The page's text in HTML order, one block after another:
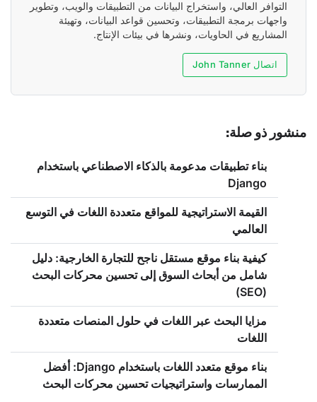
التوافر العالي، واستخراج البيانات من التطبيقات والويب، وتطوير
واجهات برمجة التطبيقات، وتحسين قواعد البيانات، وتهيئة
المشاريع في الحاويات، ونشرها في بيئات الإنتاج.
اتصال John Tanner
منشور ذو صلة:
بناء تطبيقات مدعومة بالذكاء الاصطناعي باستخدام
Django
القيمة الاستراتيجية للمواقع متعددة اللغات في التوسع
العالمي
كيفية بناء موقع مستقل ناجح للتجارة الخارجية: دليل
شامل من أبحاث السوق إلى تحسين محركات البحث
(SEO)
مزايا البحث عبر اللغات في حلول المنصات متعددة
اللغات
بناء موقع متعدد اللغات باستخدام Django: أفضل
الممارسات واستراتيجيات تحسين محركات البحث